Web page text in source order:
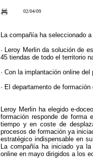
02/04/09
La compañía ha seleccionado
· Leroy Merlin da solución de
45 tiendas de todo el territorio
· Con la implantación online
· El departamento de
Leroy Merlin ha elegido e-
formación responde de forma
tiempo y en coste de
procesos de formación ya
estratégico indispensable en
La compañía ha iniciado ya
online en mayo dirigidos a los